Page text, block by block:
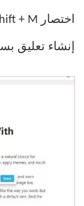
إنشاء تعليق